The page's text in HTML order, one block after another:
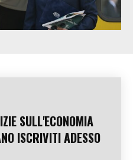
SULL'ECONOMIA
ISCRIVITI ADESSO